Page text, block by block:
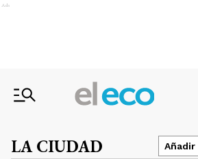
Ads
LA CIUDAD